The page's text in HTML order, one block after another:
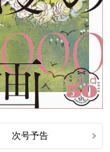
次号予告